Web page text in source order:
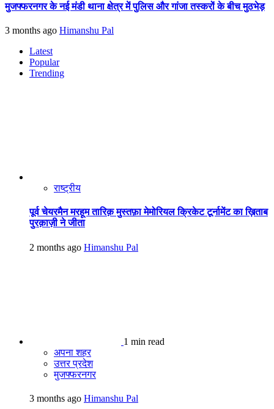
मुजफ्फरनगर के नई मंडी थाना क्षेत्र में पुलिस और गांजा तस्करों के बीच मुठभेड़
3 months ago Himanshu Pal
Latest
Popular
Trending
राष्ट्रीय
पूर्व चेयरमैन मरहूम तारिक़ मुस्तफ़ा मेमोरियल क्रिकेट टूर्नामेंट का ख़िताब
पुरक़ाज़ी ने जीता
2 months ago Himanshu Pal
1 min read
अपना शहर
उत्तर प्रदेश
मुजफ्फरनगर
3 months ago Himanshu Pal